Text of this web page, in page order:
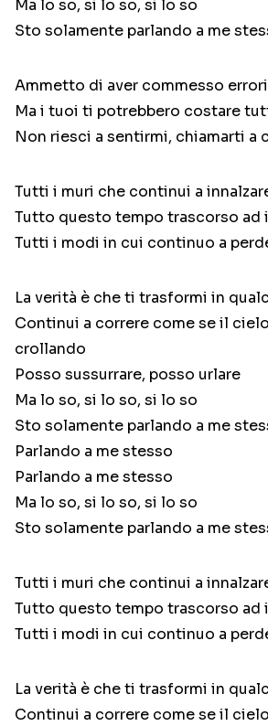
Ma lo so, si lo so, si lo so
Sto solamente parlando a me
Ammetto di aver commesso errori
Ma i tuoi ti potrebbero costare
Non riesci a sentirmi, chiamarti a
Tutti i muri che continui a
Tutto questo tempo trascorso ad
Tutti i modi in cui continuo a
La verità è che ti trasformi in
Continui a correre come se il
crollando
Posso sussurrare, posso urlare
Ma lo so, si lo so, si lo so
Sto solamente parlando a me
Parlando a me stesso
Parlando a me stesso
Ma lo so, si lo so, si lo so
Sto solamente parlando a me
Tutti i muri che continui a
Tutto questo tempo trascorso ad
Tutti i modi in cui continuo a
La verità è che ti trasformi in
Continui a correre come se il